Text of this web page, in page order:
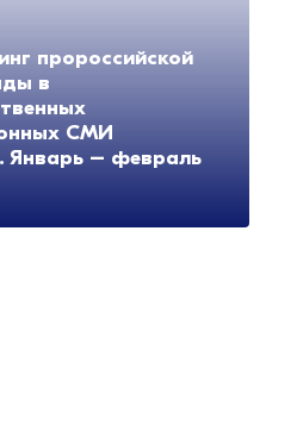
пророссийской
в
СМИ
Январь – февраль